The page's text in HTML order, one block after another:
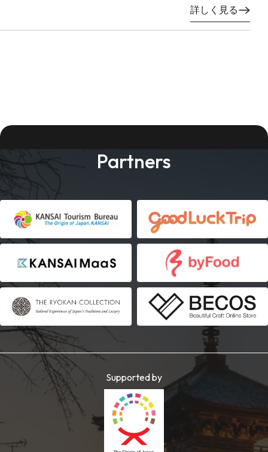
詳しく見る
Partners
Supported by